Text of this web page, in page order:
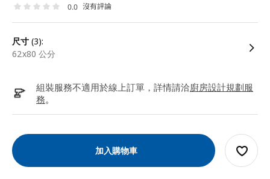
0.0 沒有評論
尺寸 (3):
62x80 公分
組裝服務不適用於線上訂單，詳情請洽廚房設計規劃服
務。
加入購物車